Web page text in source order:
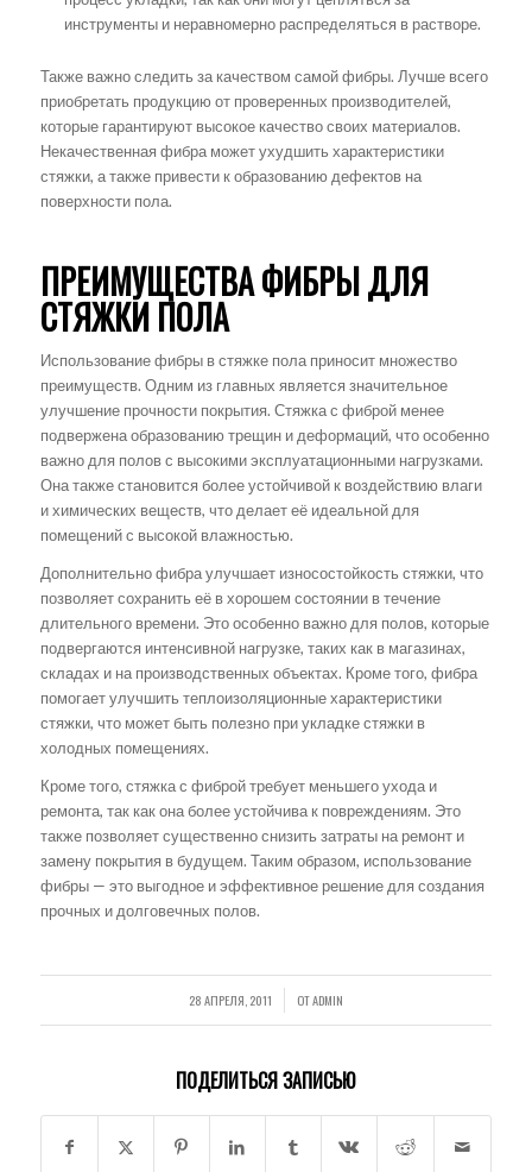
инструменты и неравномерно распределяться в растворе.
Также важно следить за качеством самой фибры. Лучше всего
приобретать продукцию от проверенных производителей,
которые гарантируют высокое качество своих материалов.
Некачественная фибра может ухудшить характеристики
стяжки, а также привести к образованию дефектов на
поверхности пола.
ПРЕИМУЩЕСТВА ФИБРЫ ДЛЯ
СТЯЖКИ ПОЛА
Использование фибры в стяжке пола приносит множество
преимуществ. Одним из главных является значительное
улучшение прочности покрытия. Стяжка с фиброй менее
подвержена образованию трещин и деформаций, что особенно
важно для полов с высокими эксплуатационными нагрузками.
Она также становится более устойчивой к воздействию влаги
и химических веществ, что делает её идеальной для
помещений с высокой влажностью.
Дополнительно фибра улучшает износостойкость стяжки, что
позволяет сохранить её в хорошем состоянии в течение
длительного времени. Это особенно важно для полов, которые
подвергаются интенсивной нагрузке, таких как в магазинах,
складах и на производственных объектах. Кроме того, фибра
помогает улучшить теплоизоляционные характеристики
стяжки, что может быть полезно при укладке стяжки в
холодных помещениях.
Кроме того, стяжка с фиброй требует меньшего ухода и
ремонта, так как она более устойчива к повреждениям. Это
также позволяет существенно снизить затраты на ремонт и
замену покрытия в будущем. Таким образом, использование
фибры — это выгодное и эффективное решение для создания
прочных и долговечных полов.
28 АПРЕЛЯ, 2011
/ ОТADMIN
ПОДЕЛИТЬСЯ ЗАПИСЬЮ